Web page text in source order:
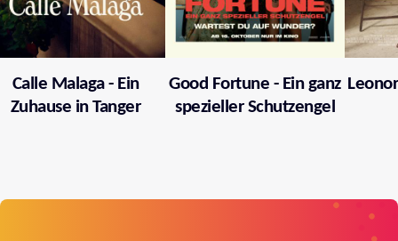
Calle Malaga - Ein
Zuhause in Tanger
Good Fortune - Ein ganz
spezieller Schutzengel